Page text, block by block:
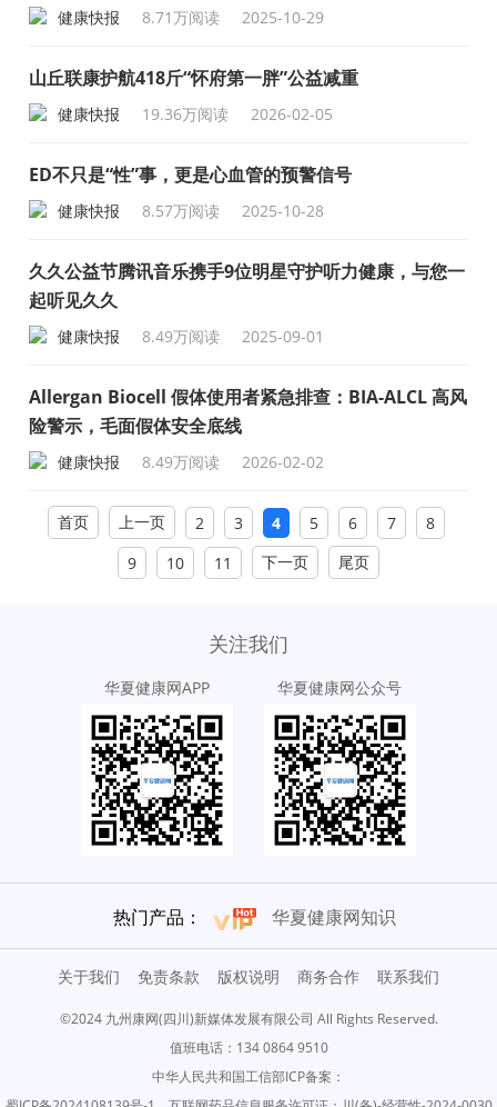
健康快报 8.71万阅读 2025-10-29
山丘联康护航418斤“怀府第一胖”公益减重
健康快报 19.36万阅读 2026-02-05
ED不只是“性”事，更是心血管的预警信号
健康快报 8.57万阅读 2025-10-28
久久公益节腾讯音乐携手9位明星守护听力健康，与您一
起听见久久
健康快报 8.49万阅读 2025-09-01
Allergan Biocell 假体使用者紧急排查：BIA-ALCL 高风
险警示，毛面假体安全底线
健康快报 8.49万阅读 2026-02-02
首页 上一页 2 3 4 5 6 7
8
9
10 11 下一页 尾页
关注我们
华夏健康网APP 华夏健康网公众号
热门产品： 华夏健康网知识
关于我们 免责条款 版权说明 商务合作 联系我们
©2024 九州康网(四川)新媒体发展有限公司 All Rights Reserved.
值班电话：134 0864 9510
中华人民共和国工信部ICP备案：